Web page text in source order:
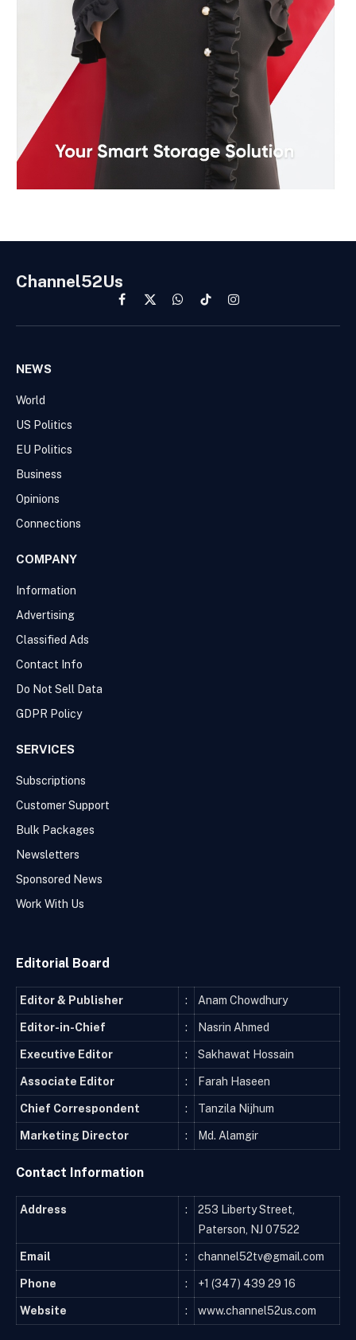
Channel52Us
Facebook
X
(Twitter)
WhatsApp
TikTokInstagram
NEWS
World
US Politics
EU Politics
Business
Opinions
Connections
COMPANY
Information
Advertising
Classified Ads
Contact Info
Do Not Sell Data
GDPR Policy
SERVICES
Subscriptions
Customer Support
Bulk Packages
Newsletters
Sponsored News
Work With Us
Editorial Board
Editor & Publisher : Anam Chowdhury
Editor-in-Chief : Nasrin Ahmed
Executive Editor : Sakhawat Hossain
Associate Editor : Farah Haseen
Chief Correspondent : Tanzila Nijhum
Marketing Director : Md. Alamgir
Contact Information
Address :
253 Liberty Street,
Paterson, NJ 07522
Email : channel52tv@gmail.com
Phone : +1 (347) 439 29 16
Website : www.channel52us.com